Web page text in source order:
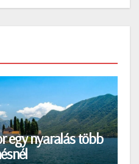
egy nyaralás több